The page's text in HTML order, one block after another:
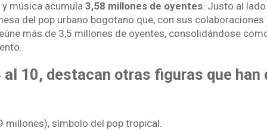
música acumula 3,58 millones de oyentes. Justo al
del pop urbano bogotano que, con sus colaboraciones
más de 3,5 millones de oyentes, consolidándose
al 10, destacan otras figuras que han
millones), símbolo del pop tropical.